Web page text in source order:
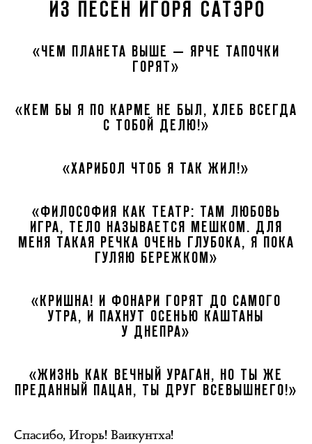
ИЗ ПЕСЕН ИГОРЯ САТЭРО
«ЧЕМ ПЛАНЕТА ВЫШЕ — ЯРЧЕ ТАПОЧКИ
ГОРЯТ»
«КЕМ БЫ Я ПО КАРМЕ НЕ БЫЛ, ХЛЕБ ВСЕГДА
С ТОБОЙ ДЕЛЮ!»
«ХАРИБОЛ ЧТОБ Я ТАК ЖИЛ!»
«ФИЛОСОФИЯ КАК ТЕАТР: ТАМ ЛЮБОВЬ
ИГРА, ТЕЛО НАЗЫВАЕТСЯ МЕШКОМ. ДЛЯ
МЕНЯ ТАКАЯ РЕЧКА ОЧЕНЬ ГЛУБОКА, Я ПОКА
ГУЛЯЮ БЕРЕЖКОМ»
«КРИШНА! И ФОНАРИ ГОРЯТ ДО САМОГО
УТРА, И ПАХНУТ ОСЕНЬЮ КАШТАНЫ
У ДНЕПРА»
«ЖИЗНЬ КАК ВЕЧНЫЙ УРАГАН, НО ТЫ ЖЕ
ПРЕДАННЫЙ ПАЦАН, ТЫ ДРУГ ВСЕВЫШНЕГО!»
Спасибо, Игорь! Ваикунтха!